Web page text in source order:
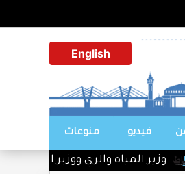
English
فيديو منوعات
المياه والري ووزير الاقتصاد